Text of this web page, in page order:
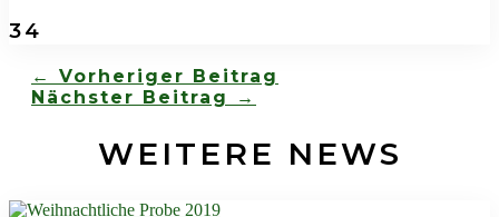
34
← Vorheriger Beitrag
Nächster Beitrag
→
WEITERE NEWS